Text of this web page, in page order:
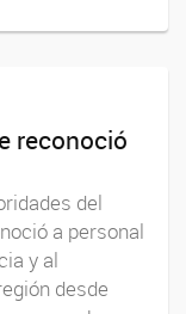
reconoció
del
a personal
y al
desde